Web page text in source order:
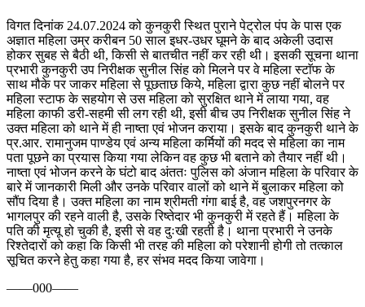
विगत दिनांक 24.07.2024 को कुनकुरी स्थित पुराने पेट्रोल पंप के पास एक
अज्ञात महिला उम्र करीबन 50 साल इधर-उधर घूमने के बाद अकेली उदास
होकर सुबह से बैठी थी, किसी से बातचीत नहीं कर रही थी। इसकी सूचना थाना
प्रभारी कुनकुरी उप निरीक्षक सुनील सिंह को मिलने पर वे महिला स्टाॅफ के
साथ मौके पर जाकर महिला से पूछताछ किये, महिला द्वारा कुछ नहीं बोलने पर
महिला स्टाफ के सहयोग से उस महिला को सुरक्षित थाने में लाया गया, वह
महिला काफी डरी-सहमी सी लग रही थी, इसी बीच उप निरीक्षक सुनील सिंह ने
उक्त महिला को थाने में ही नाष्ता एवं भोजन कराया। इसके बाद कुनकुरी थाने के
प्र.आर. रामानुजम पाण्डेय एवं अन्य महिला कर्मियों की मदद से महिला का नाम
पता पूछने का प्रयास किया गया लेकिन वह कुछ भी बताने को तैयार नहीं थी।
नाष्ता एवं भोजन करने के घंटो बाद अंततः पुलिस को अंजान महिला के परिवार के
बारे में जानकारी मिली और उनके परिवार वालों को थाने में बुलाकर महिला को
सौंप दिया है। उक्त महिला का नाम श्रीमती गंगा बाई है, वह जशपुरनगर के
भागलपुर की रहने वाली है, उसके रिष्तेदार भी कुनकुरी में रहते हैं। महिला के
पति की मृत्यू हो चुकी है, इसी से वह दुःखी रहती है। थाना प्रभारी ने उनके
रिश्तेदारों को कहा कि किसी भी तरह की महिला को परेशानी होगी तो तत्काल
सूचित करने हेतु कहा गया है, हर संभव मदद किया जावेगा।
——000——